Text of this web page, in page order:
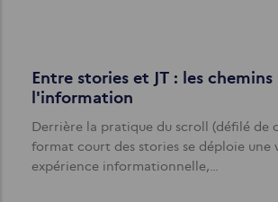
Entre stories et JT : les
l'information
Derrière la pratique du scroll (défilé de
format court des stories se déploie une
expérience informationnelle,…